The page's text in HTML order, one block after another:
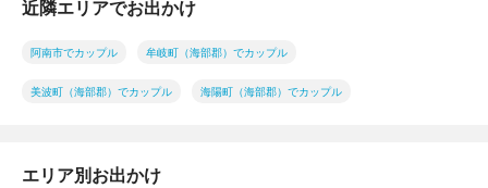
近隣エリアでお出かけ
阿南市でカップル 牟岐町（海部郡）でカップル
美波町（海部郡）でカップル 海陽町（海部郡）でカップル
エリア別お出かけ